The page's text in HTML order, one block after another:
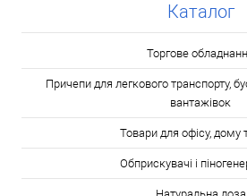
Каталог
Торгове
Причепи для легкового транспорту,
вантажівок
Товари для офісу, дому
Обприскувачі і